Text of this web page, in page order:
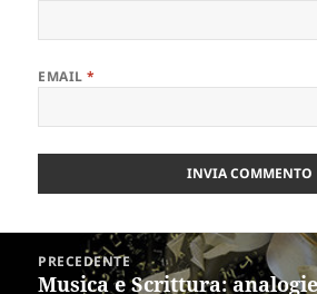
EMAIL*
Navigazione
articoliPRECEDENTE
Articolo
Musica e Scrittura: